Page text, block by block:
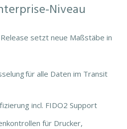
Niveau
setzt neue Maßstäbe in
für alle Daten im Transit
incl. FIDO2 Support
für Drucker,